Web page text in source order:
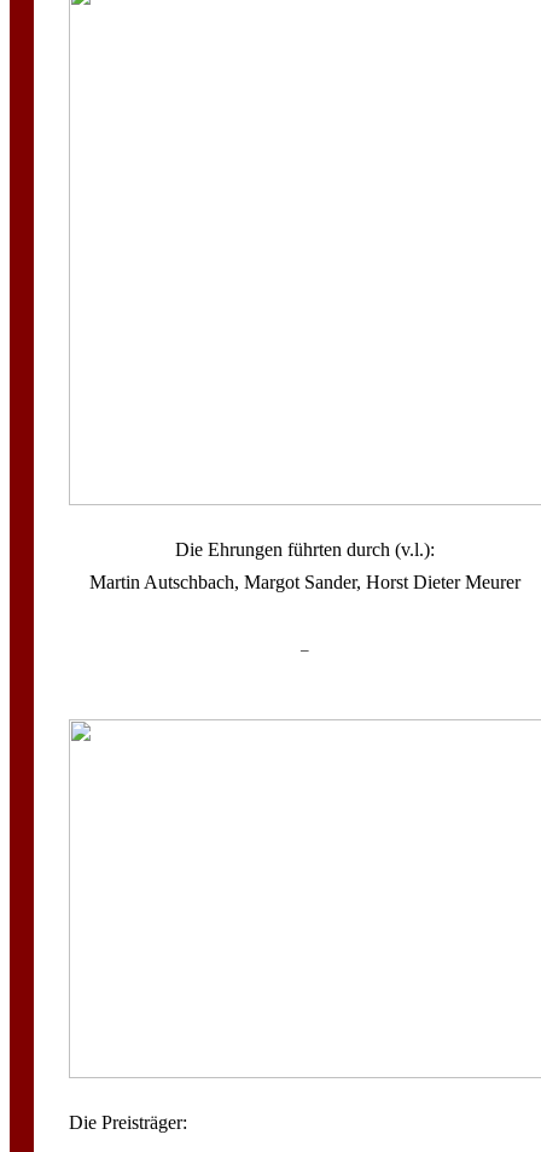
Die Ehrungen führten durch (v.l.):
Martin Autschbach, Margot Sander, Horst Dieter Meurer
–
Die Preisträger: